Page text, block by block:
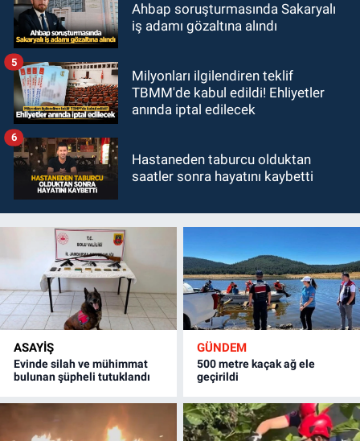
Ahbap soruşturmasında Sakaryalı
iş adamı gözaltına alındı
Milyonları ilgilendiren teklif
TBMM'de kabul edildi! Ehliyetler
anında iptal edilecek
5
Hastaneden taburcu olduktan
saatler sonra hayatını kaybetti
6
ASAYİŞ
Evinde silah ve mühimmat
bulunan şüpheli tutuklandı
GÜNDEM
500 metre kaçak ağ ele
geçirildi